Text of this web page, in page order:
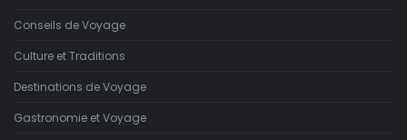
Conseils de Voyage
Culture et Traditions
Destinations de Voyage
Gastronomie et Voyage